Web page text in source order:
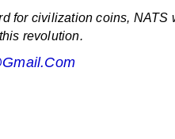
for civilization coins, NATS
revolution.